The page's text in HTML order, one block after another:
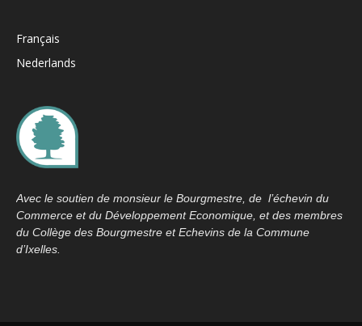
Français
Nederlands
Avec le soutien de monsieur le Bourgmestre, de l’échevin du
Commerce et du Développement Economique, et des membres
du Collège des Bourgmestre et Echevins de la Commune
d’Ixelles.